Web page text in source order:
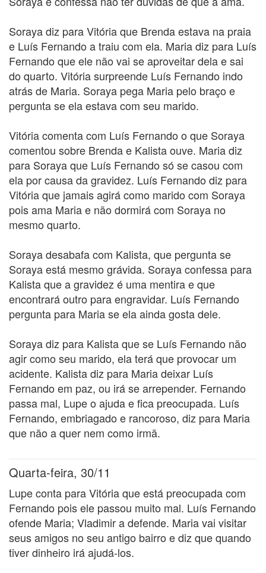
Soraya diz para Vitória que Brenda estava na praia
e Luís Fernando a traiu com ela. Maria diz para Luís
Fernando que ele não vai se aproveitar dela e sai
do quarto. Vitória surpreende Luís Fernando indo
atrás de Maria. Soraya pega Maria pelo braço e
pergunta se ela estava com seu marido.
Vitória comenta com Luís Fernando o que Soraya
comentou sobre Brenda e Kalista ouve. Maria diz
para Soraya que Luís Fernando só se casou com
ela por causa da gravidez. Luís Fernando diz para
Vitória que jamais agirá como marido com Soraya
pois ama Maria e não dormirá com Soraya no
mesmo quarto.
Soraya desabafa com Kalista, que pergunta se
Soraya está mesmo grávida. Soraya confessa para
Kalista que a gravidez é uma mentira e que
encontrará outro para engravidar. Luís Fernando
pergunta para Maria se ela ainda gosta dele.
Soraya diz para Kalista que se Luís Fernando não
agir como seu marido, ela terá que provocar um
acidente. Kalista diz para Maria deixar Luís
Fernando em paz, ou irá se arrepender. Fernando
passa mal, Lupe o ajuda e fica preocupada. Luís
Fernando, embriagado e rancoroso, diz para Maria
que não a quer nem como irmã.
Quarta-feira, 30/11
Lupe conta para Vitória que está preocupada com
Fernando pois ele passou muito mal. Luís Fernando
ofende Maria; Vladimir a defende. Maria vai visitar
seus amigos no seu antigo bairro e diz que quando
tiver dinheiro irá ajudá-los.